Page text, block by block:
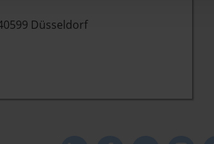
Düsseldorf